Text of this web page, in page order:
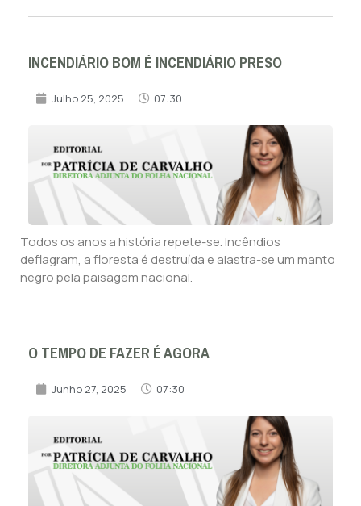
INCENDIÁRIO BOM É INCENDIÁRIO PRESO
Julho 25, 2025 07:30
Todos os anos a história repete-se. Incêndios
deflagram, a floresta é destruída e alastra-se um manto
negro pela paisagem nacional.
O TEMPO DE FAZER É AGORA
Junho 27, 2025 07:30